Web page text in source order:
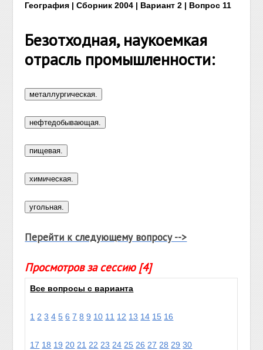
География | Сборник 2004 | Вариант 2 | Вопрос 11
Безотходная, наукоемкая
отрасль промышленности:
Перейти к следующему вопросу -->
Просмотров за сессию [4]
Все вопросы с варианта
1 2 3 4 5 6 7 8 9 10 11 12 13 14 15 16
17 18 19 20 21 22 23 24 25 26 27 28 29 30